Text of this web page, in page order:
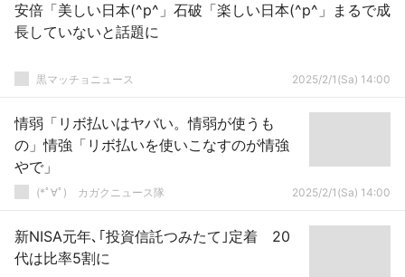
安倍「美しい日本(^p^」石破「楽しい日本(^p^」まるで成
長していないと話題に
黒マッチョニュース 2025/2/1(Sa) 14:00
情弱「リボ払いはヤバい。情弱が使うも
の」情強「リボ払いを使いこなすのが情強
やで」
(*ﾟ∀ﾟ)ゞカガクニュース隊 2025/2/1(Sa) 14:00
新NISA元年､｢投資信託つみたて｣定着 20
代は比率5割に